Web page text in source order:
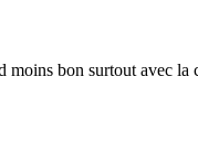
bon surtout avec la